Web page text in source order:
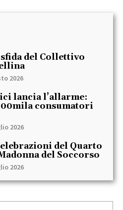
del Collettivo
2026
lancia l’allarme:
consumatori
2026
del Quarto
del Soccorso
2026